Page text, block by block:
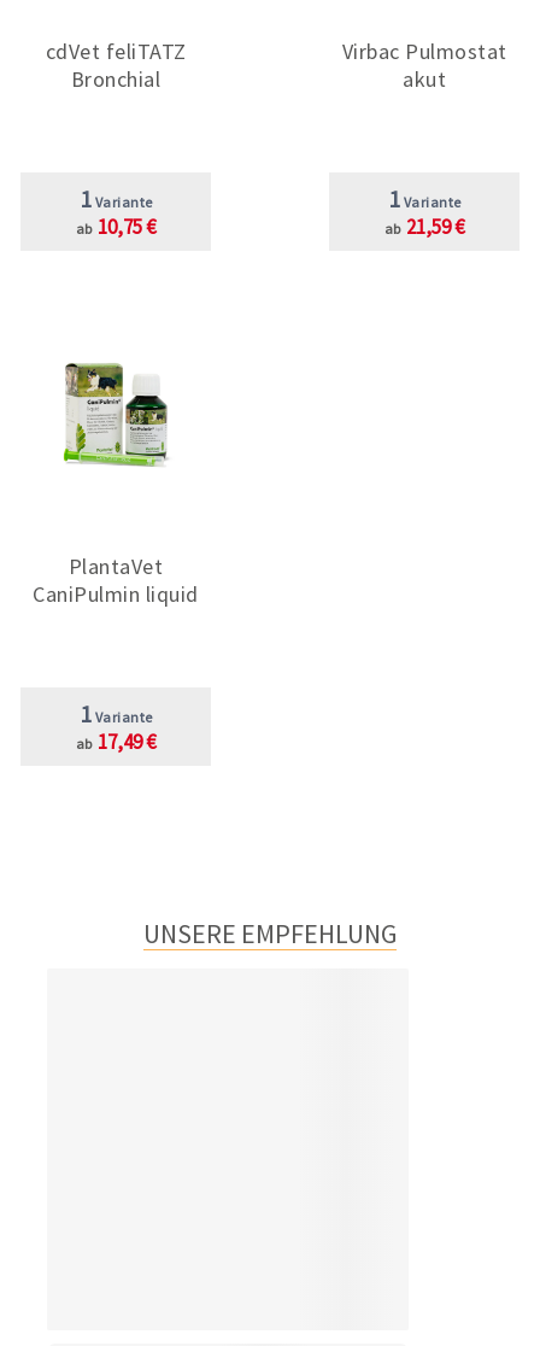
cdVet feliTATZ
Bronchial
1 Variante
ab 10,75 €
Virbac Pulmostat
akut
1 Variante
ab 21,59 €
PlantaVet
CaniPulmin liquid
1 Variante
ab 17,49 €
UNSERE EMPFEHLUNG